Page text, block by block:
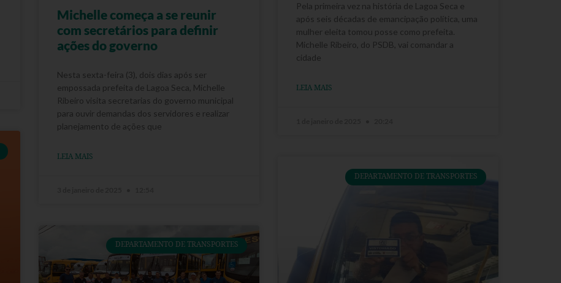
Michelle começa a se reunir
com secretários para definir
ações do governo
Nesta sexta-feira (3), dois dias após ser
empossada prefeita de Lagoa Seca, Michelle
Ribeiro visita secretarias do governo municipal
para ouvir demandas dos servidores e realizar
planejamento de ações que
LEIA MAIS
Pela primeira vez na história de Lagoa Seca e
após seis décadas de emancipação política, uma
mulher eleita tomou posse como prefeita.
Michelle Ribeiro, do PSDB, vai comandar a
cidade
LEIA MAIS
DEPARTAMENTO DE TRANSPORTES
DEPARTAMENTO DE TRANSPORTES